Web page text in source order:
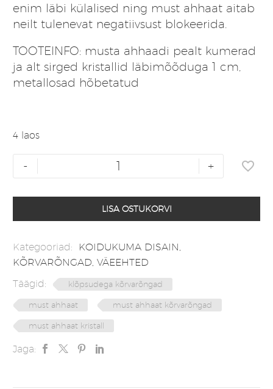
enim läbi külalised ning must ahhaat aitab
neilt tulenevat negatiivsust blokeerida.
TOOTEINFO: musta ahhaadi pealt kumerad
ja alt sirged kristallid läbimõõduga 1 cm,
metallosad hõbetatud
4 laos
-
ahhaat
kogus
+
LISA OSTUKORVI
Kategooriad: KOIDUKUMA DISAIN
KÕRVARÕNGAD VÄEEHTED
Täägid:
klõpsudega kõrvarõngad
must ahhaat must ahhaat kõrvarõngad
must ahhaat kristall
Jaga: